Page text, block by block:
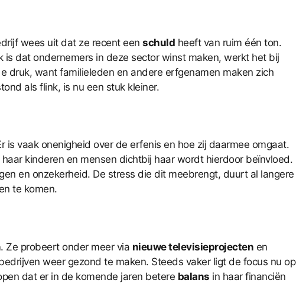
wees uit dat ze recent een schuld heeft van ruim één ton.
is dat ondernemers in deze sector winst maken, werkt het bij
druk, want familieleden en andere erfgenamen maken zich
als flink, is nu een stuk kleiner.
vaak onenigheid over de erfenis en hoe zij daarmee omgaat.
kinderen en mensen dichtbij haar wordt hierdoor beïnvloed.
en onzekerheid. De stress die dit meebrengt, duurt al langere
te komen.
. Ze probeert onder meer via nieuwe televisieprojecten en
weer gezond te maken. Steeds vaker ligt de focus nu op
dat er in de komende jaren betere balans in haar financiën